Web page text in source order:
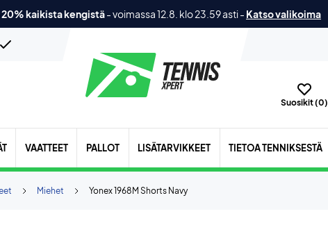
20% kaikista kengistä-voimassa 12.8. klo 23.59 asti- Katso valikoima
Suosikit (0)
VAATTEET PALLOT LISÄTARVIKKEET TIETOA TENNIKSESTÄ
Yonex 1968M Shorts Navy
Miehet